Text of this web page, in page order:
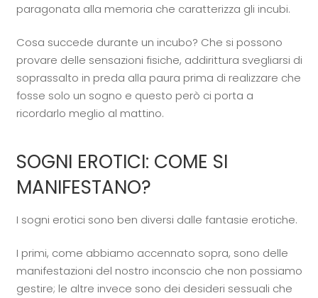
paragonata alla memoria che caratterizza gli incubi.
Cosa succede durante un incubo? Che si possono
provare delle sensazioni fisiche, addirittura svegliarsi di
soprassalto in preda alla paura prima di realizzare che
fosse solo un sogno e questo però ci porta a
ricordarlo meglio al mattino.
SOGNI EROTICI: COME SI
MANIFESTANO?
I sogni erotici sono ben diversi dalle fantasie erotiche.
I primi, come abbiamo accennato sopra, sono delle
manifestazioni del nostro inconscio che non possiamo
gestire; le altre invece sono dei desideri sessuali che